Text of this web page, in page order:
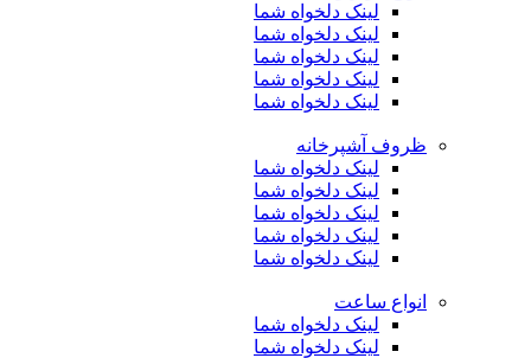
لینک دلخواه شما
لینک دلخواه شما
لینک دلخواه شما
لینک دلخواه شما
لینک دلخواه شما
ظروف آشپرخانه
لینک دلخواه شما
لینک دلخواه شما
لینک دلخواه شما
لینک دلخواه شما
لینک دلخواه شما
انواع ساعت
لینک دلخواه شما
لینک دلخواه شما